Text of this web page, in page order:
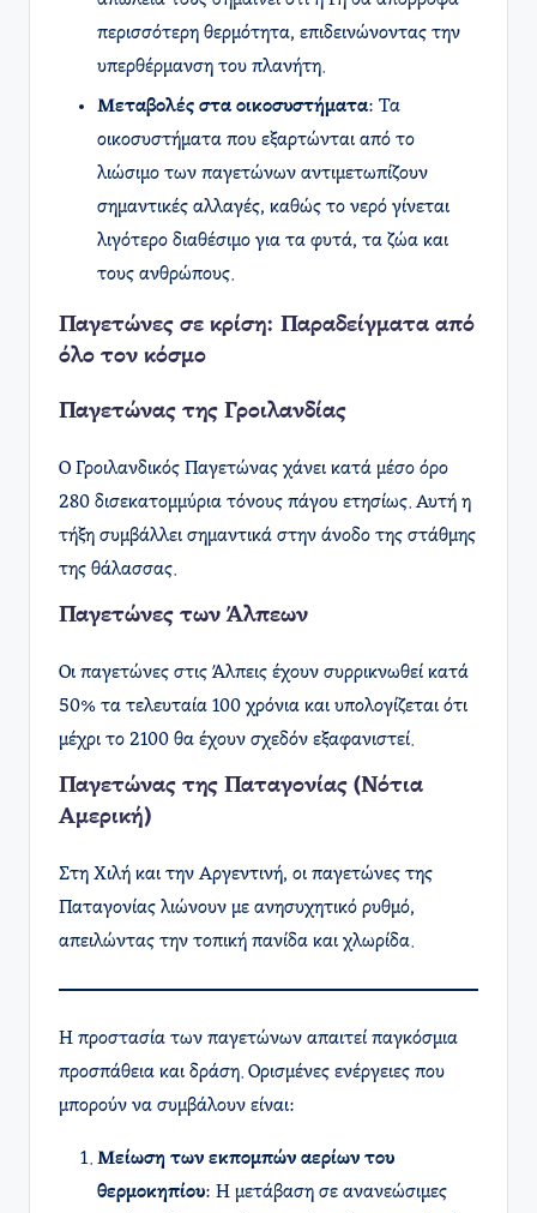
περισσότερη θερμότητα, επιδεινώνοντας την
υπερθέρμανση του πλανήτη.
Μεταβολές στα οικοσυστήματα: Τα
οικοσυστήματα που εξαρτώνται από το
λιώσιμο των παγετώνων αντιμετωπίζουν
σημαντικές αλλαγές, καθώς το νερό γίνεται
λιγότερο διαθέσιμο για τα φυτά, τα ζώα και
τους ανθρώπους.
Παγετώνες σε κρίση: Παραδείγματα από
όλο τον κόσμο
Παγετώνας της Γροιλανδίας
Ο Γροιλανδικός Παγετώνας χάνει κατά μέσο όρο
280 δισεκατομμύρια τόνους πάγου ετησίως. Αυτή η
τήξη συμβάλλει σημαντικά στην άνοδο της στάθμης
της θάλασσας.
Παγετώνες των Άλπεων
Οι παγετώνες στις Άλπεις έχουν συρρικνωθεί κατά
50% τα τελευταία 100 χρόνια και υπολογίζεται ότι
μέχρι το 2100 θα έχουν σχεδόν εξαφανιστεί.
Παγετώνας της Παταγονίας (Νότια
Αμερική)
Στη Χιλή και την Αργεντινή, οι παγετώνες της
Παταγονίας λιώνουν με ανησυχητικό ρυθμό,
απειλώντας την τοπική πανίδα και χλωρίδα.
Η προστασία των παγετώνων απαιτεί παγκόσμια
προσπάθεια και δράση. Ορισμένες ενέργειες που
μπορούν να συμβάλουν είναι:
Μείωση των εκπομπών αερίων του
θερμοκηπίου: Η μετάβαση σε ανανεώσιμες